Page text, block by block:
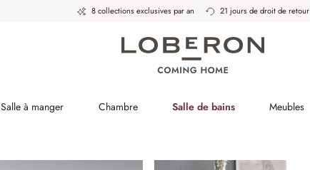
8 collections exclusives par an 21 jours de droit de retour
Salle à manger Chambre Salle de bains Meubles